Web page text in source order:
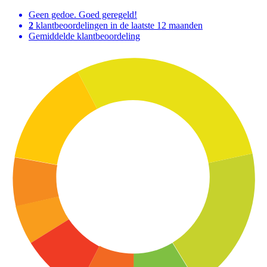
Geen gedoe. Goed geregeld!
2 klantbeoordelingen in de laatste 12 maanden
Gemiddelde klantbeoordeling